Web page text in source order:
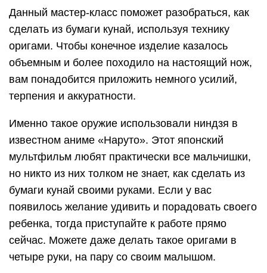
Данный мастер-класс поможет разобраться, как
сделать из бумаги кунай, используя технику
оригами. Чтобы конечное изделие казалось
объемным и более походило на настоящий нож,
вам понадобится приложить немного усилий,
терпения и аккуратности.
Именно такое оружие использовали ниндзя в
известном аниме «Наруто». Этот японский
мультфильм любят практически все мальчишки,
но никто из них толком не знает, как сделать из
бумаги кунай своими руками. Если у вас
появилось желание удивить и порадовать своего
ребенка, тогда приступайте к работе прямо
сейчас. Можете даже делать такое оригами в
четыре руки, на пару со своим малышом.